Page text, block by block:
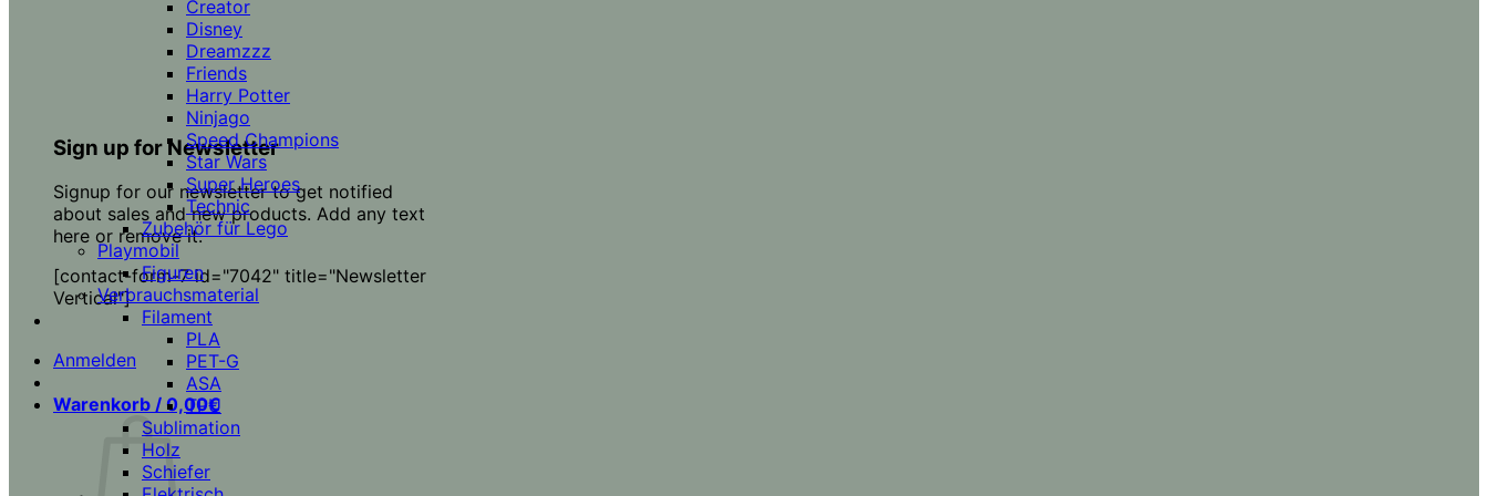
Sign up for Newsletter
Signup for our newsletter to get notified
about sales and new products. Add any text
here or remove it.
[contact-form-7 id="7042" title="Newsletter
Vertical"]
Anmelden
Warenkorb / 0,00€
Creator
Disney
Dreamzzz
Friends
Harry Potter
Ninjago
Speed Champions
Star Wars
Super Heroes
Technic
Zubehör für Lego
Playmobil
Figuren
Verbrauchsmaterial
Filament
PLA
PET-G
ASA
TPU
Sublimation
Holz
Schiefer